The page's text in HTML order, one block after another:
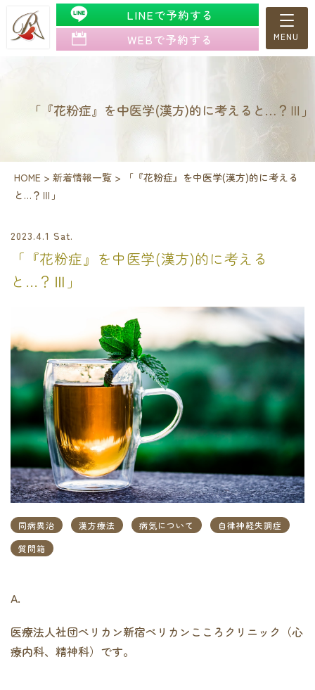
LINEで予約する
WEBで予約する
「『花粉症』を中医学(漢方)的に考えると…？Ⅲ」
HOME > 新着情報一覧 >
「『花粉症』を中医学(漢方)的に考える
と…？Ⅲ」
2023.4.1 Sat.
「『花粉症』を中医学(漢方)的に考える
と…？Ⅲ」
同病異治 漢方療法 病気について
自律神経失調症
質問箱
A.
医療法人社団ペリカン新宿ペリカンこころクリニック（心
療内科、精神科）です。